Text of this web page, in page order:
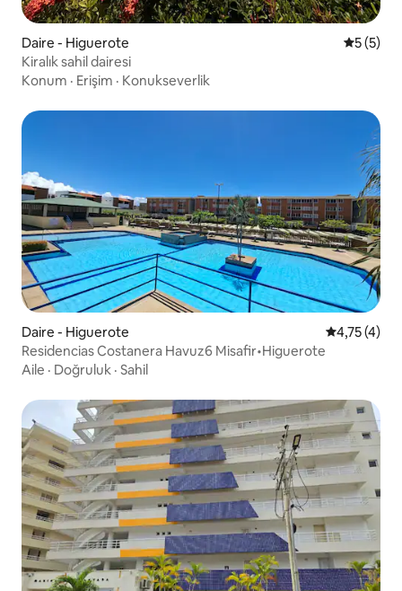
Daire - Higuerote 55 (5)
Kiralık sahil dairesi
Konum · Erişim · Konukseverlik
Daire - Higuerote 54,75 (4)
Residencias Costanera Havuz6 Misafir•Higuerote
Aile · Doğruluk · Sahil